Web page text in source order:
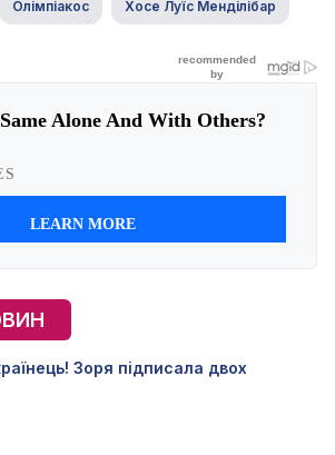
Олімпіакос Хосе Луїс Менділібар
Зоря підписала двох